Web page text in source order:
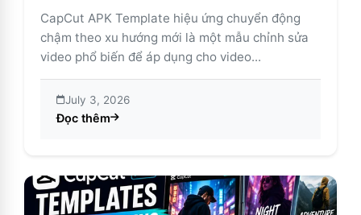
CapCut APK Template hiệu ứng chuyển động
chậm theo xu hướng mới là một mẫu chỉnh sửa
video phổ biến để áp dụng cho video...
July 3, 2026
Đọc thêm
about CapCut APK Template Xu hướng mới Hiệu